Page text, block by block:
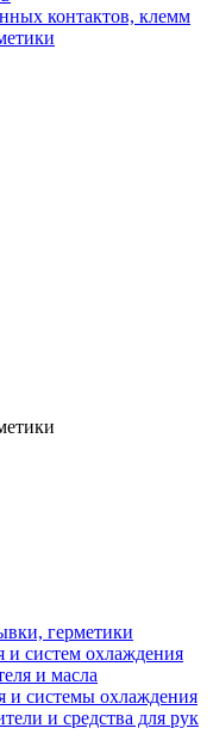
контактов, клемм
герметики
и систем охлаждения
и масла
и системы охлаждения
и средства для рук